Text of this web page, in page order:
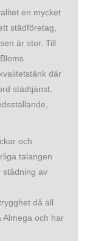
en mycket
städföretag,
är stor. Till
där
städtjänst.
och
talangen
städning av
då all
Almega och har